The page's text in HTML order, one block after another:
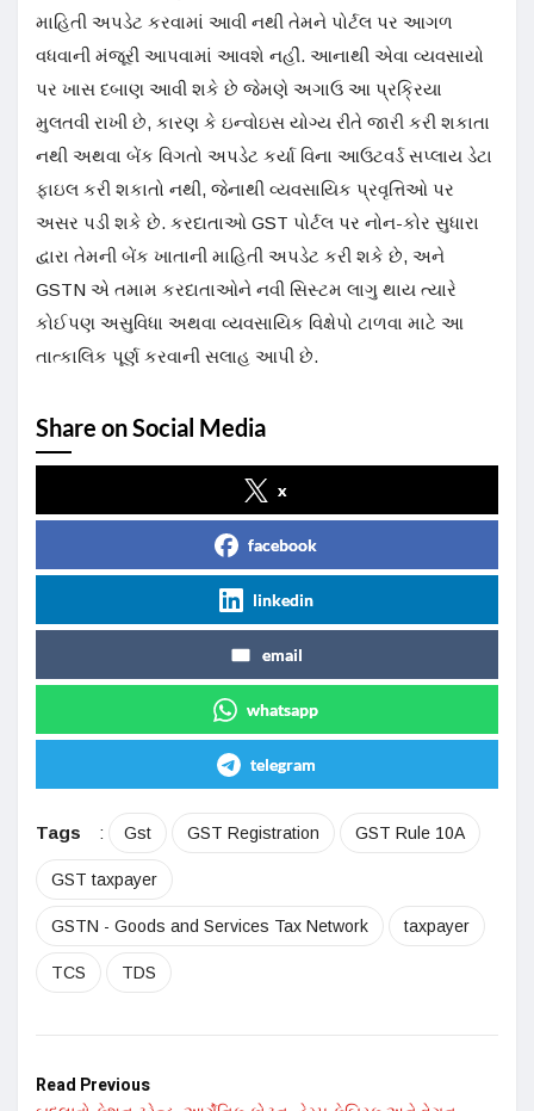
માહિતી અપડેટ કરવામાં આવી નથી તેમને પોર્ટલ પર આગળ
વધવાની મંજૂરી આપવામાં આવશે નહીં. આનાથી એવા વ્યવસાયો
પર ખાસ દબાણ આવી શકે છે જેમણે અગાઉ આ પ્રક્રિયા
મુલતવી રાખી છે, કારણ કે ઇન્વોઇસ યોગ્ય રીતે જારી કરી શકાતા
નથી અથવા બેંક વિગતો અપડેટ કર્યા વિના આઉટવર્ડ સપ્લાય ડેટા
ફાઇલ કરી શકાતો નથી, જેનાથી વ્યવસાયિક પ્રવૃત્તિઓ પર
અસર પડી શકે છે. કરદાતાઓ GST પોર્ટલ પર નોન-કોર સુધારા
દ્વારા તેમની બેંક ખાતાની માહિતી અપડેટ કરી શકે છે, અને
GSTN એ તમામ કરદાતાઓને નવી સિસ્ટમ લાગુ થાય ત્યારે
કોઈપણ અસુવિધા અથવા વ્યવસાયિક વિક્ષેપો ટાળવા માટે આ
તાત્કાલિક પૂર્ણ કરવાની સલાહ આપી છે.
Share on Social Media
x
facebook
linkedin
email
whatsapp
telegram
Tags : Gst GST Registration GST Rule 10A
GST taxpayer
GSTN - Goods and Services Tax Network taxpayer
TCS TDS
Read Previous